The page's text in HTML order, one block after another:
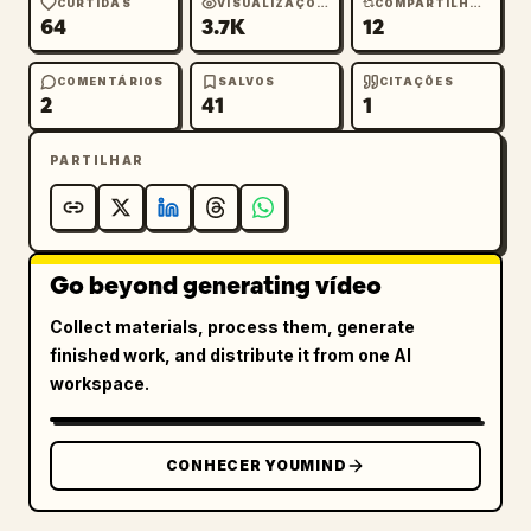
cinematográfica, sensação extrema de
velocidade, transições fluidas, sem
distorção, sem estiramento
CURTIDAS
64
VISUALIZAÇÕES
3.7K
COMPARTILHAMENTOS
12
COMENTÁRIOS
2
SALVOS
41
CITAÇÕES
1
PARTILHAR
Go beyond generating vídeo
Collect materials, process them, generate
finished work, and distribute it from one AI
workspace.
CONHECER YOUMIND